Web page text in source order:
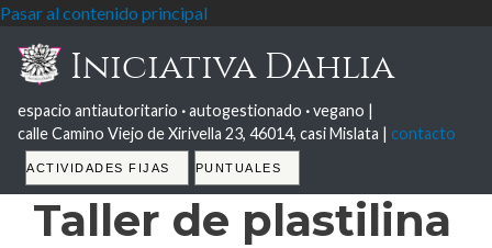
Pasar al contenido principal
Iniciativa Dahlia
espacio antiautoritario ·autogestionado ·vegano |
calle Camino Viejo de Xirivella 23, 46014, casi Mislata | contacto
Tabs
ACTIVIDADES FIJAS PUNTUALES
Taller de plastilina